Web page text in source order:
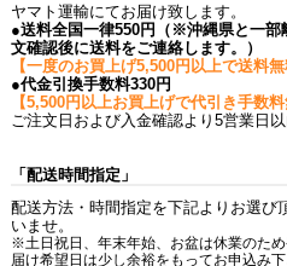
ヤマト運輸にてお届け致します。
●送料全国一律550円（※沖縄県と一部
文確認後に送料をご連絡します。）
【一度のお買上げ5,500円以上で送料無
●代金引換手数料330円
【5,500円以上お買上げで代引き手数料
ご注文日および入金確認より5営業日
「配送時間指定」
配送方法・時間指定を下記よりお選び
いませ。
※土日祝日、年末年始、お盆は休業のた
届け希望日は少し余裕をもってお申込み下